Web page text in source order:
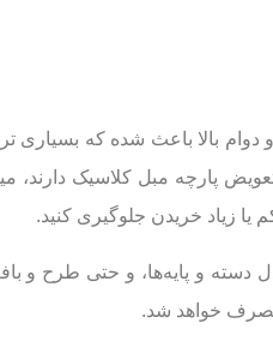
بالا باعث شده که بسیاری
پارچه مبل کلاسیک
یا زیاد خریدن جلوگیری کنید.
دسته و پایه‌ها، و حتی طرح و
مصرف خواهد شد.